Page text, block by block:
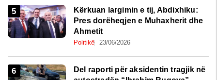
Kërkuan largimin e tij, Abdixhiku:
Pres dorëheqjen e Muhaxherit dhe
Ahmetit
Politikë 23/06/2026
Del raporti për aksidentin tragjik në